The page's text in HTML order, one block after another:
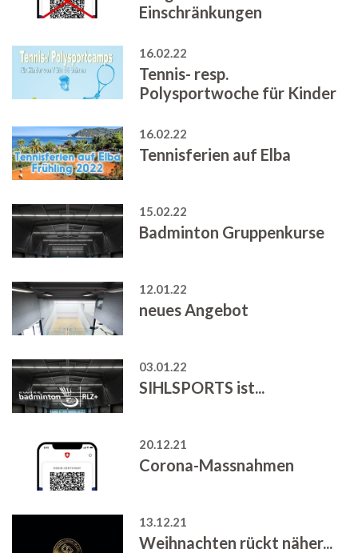
Einschränkungen
16.02.22
Tennis- resp.
Polysportwoche für Kinder
16.02.22
Tennisferien auf Elba
15.02.22
Badminton Gruppenkurse
12.01.22
neues Angebot
03.01.22
SIHLSPORTS ist...
20.12.21
Corona-Massnahmen
13.12.21
Weihnachten rückt näher...